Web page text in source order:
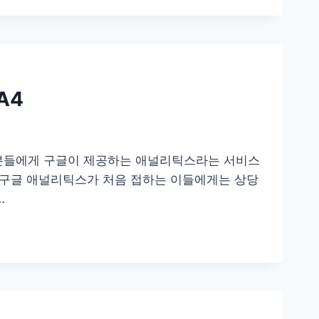
에게 구글이 제공하는 애널리틱스라는 서비스
글 애널리틱스가 처음 접하는 이들에게는 상당